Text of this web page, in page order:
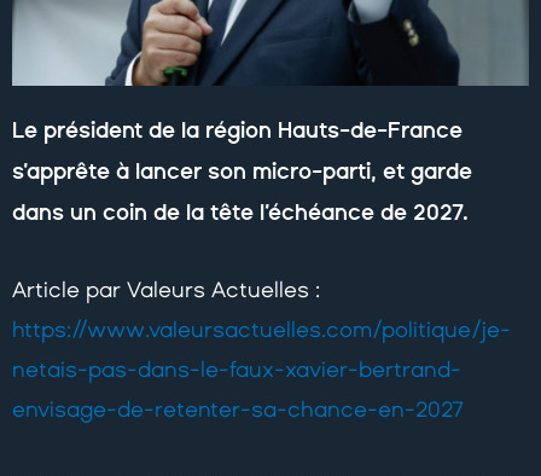
Le président de la région Hauts-de-France
s’apprête à lancer son micro-parti, et garde
dans un coin de la tête l’échéance de 2027.
Article par Valeurs Actuelles :
https://www.valeursactuelles.com/politique/je-
netais-pas-dans-le-faux-xavier-bertrand-
envisage-de-retenter-sa-chance-en-2027